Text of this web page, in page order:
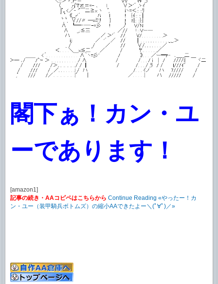
閣下ぁ！カン・ユ
ーであります！
[amazon1]
記事の続き・AAコピペはこちらから Continue Reading «やったー！カ
ン・ユー（装甲騎兵ボトムズ）の縮小AAできたよー＼(ﾟ∀ﾟ)／»